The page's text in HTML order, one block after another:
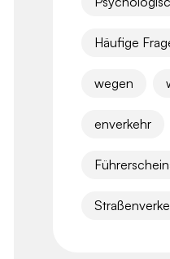
Häufige
wegen
enverkehr